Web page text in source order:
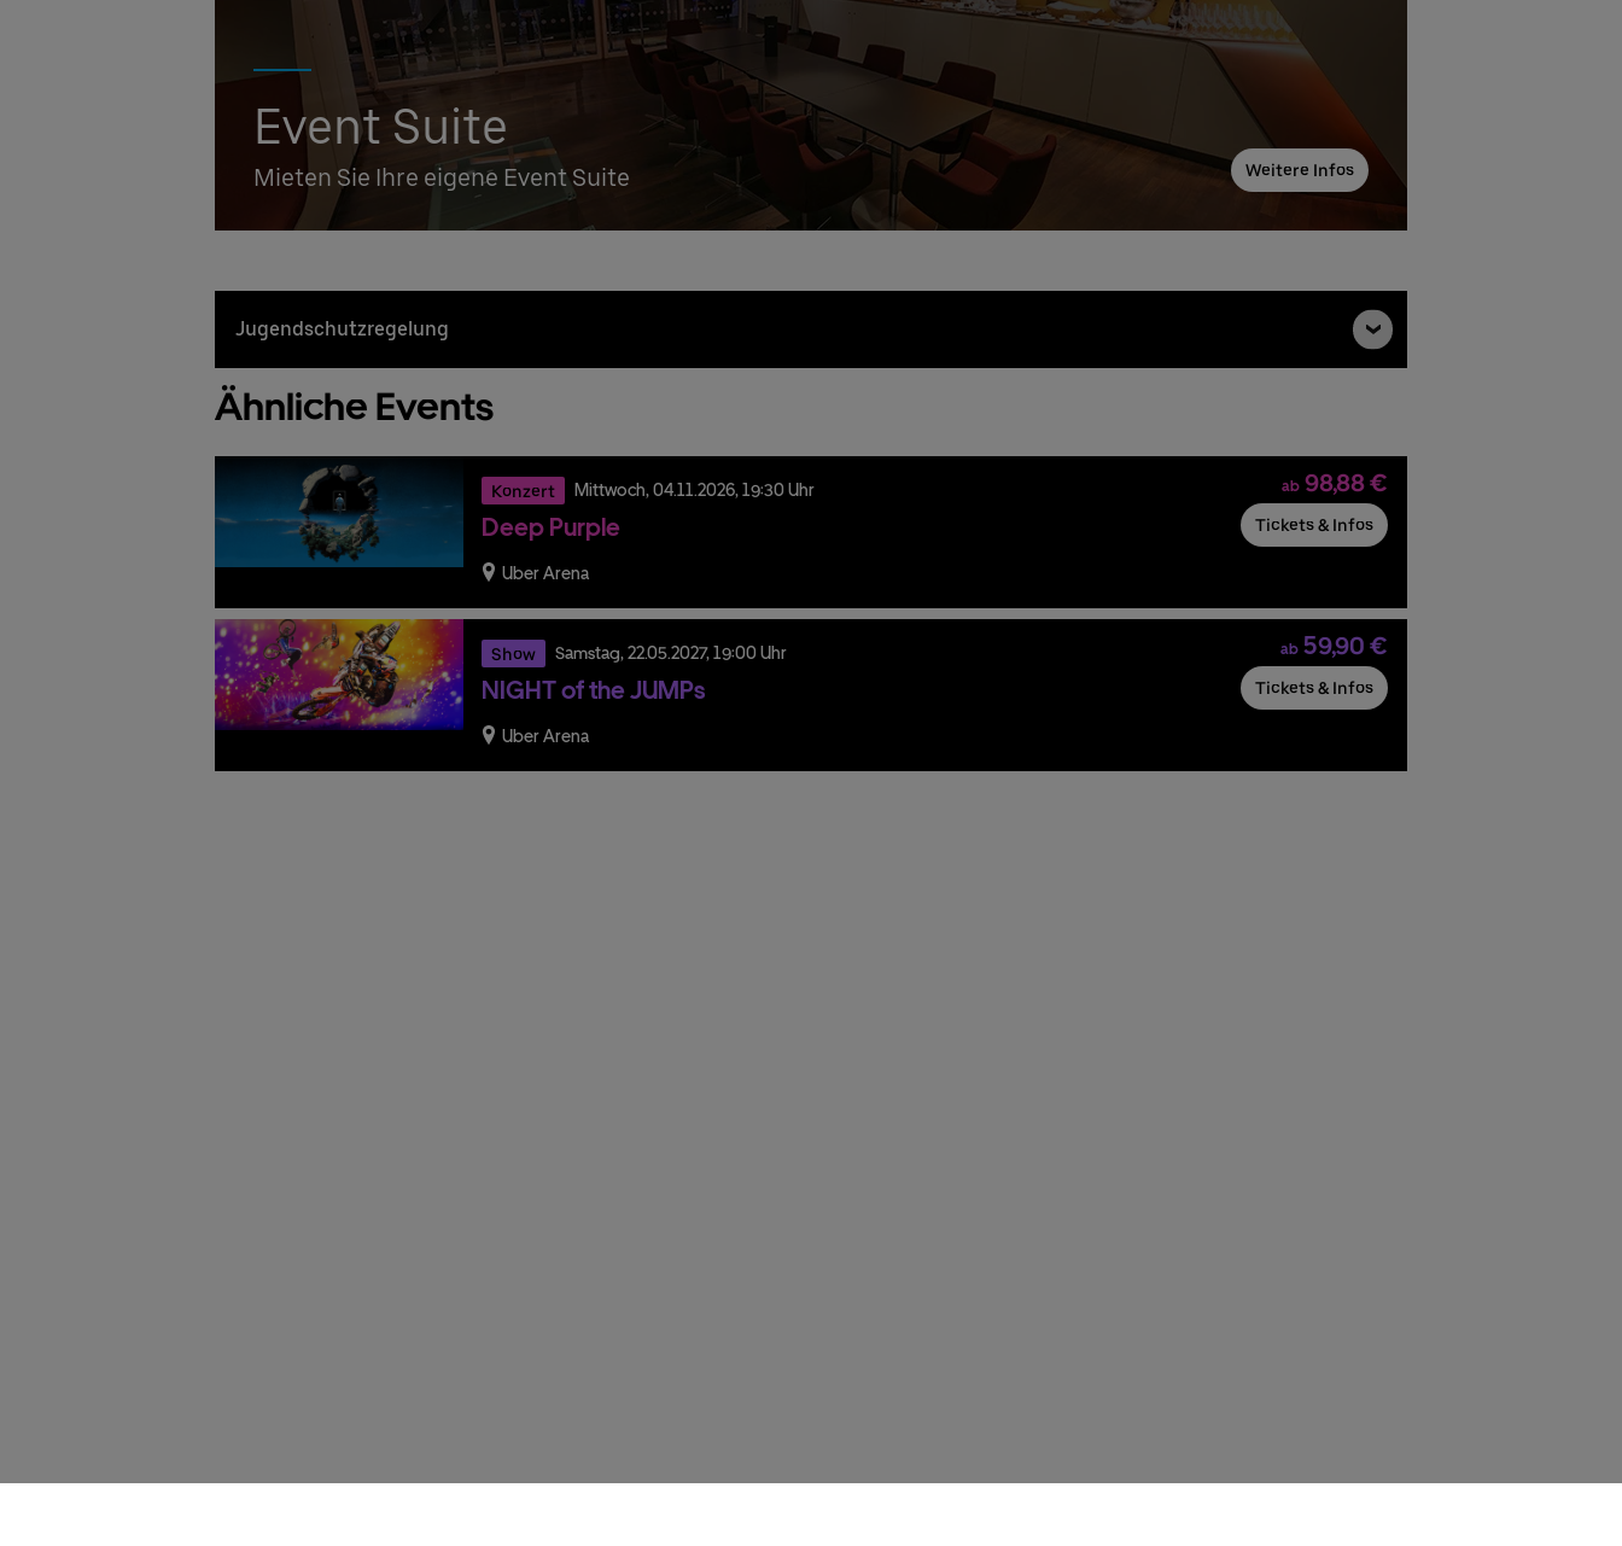
Event Suite
Mieten Sie Ihre eigene Event Suite Weitere Infos
Jugendschutzregelung
Ähnliche Events
Konzert Mittwoch,04.11.2026,19:30 Uhr
Deep Purple
Uber Arena
ab 98,88 €
Tickets & Infos
Show Samstag,22.05.2027,19:00 Uhr
NIGHT of the JUMPs
Uber Arena
ab 59,90 €
Tickets & Infos